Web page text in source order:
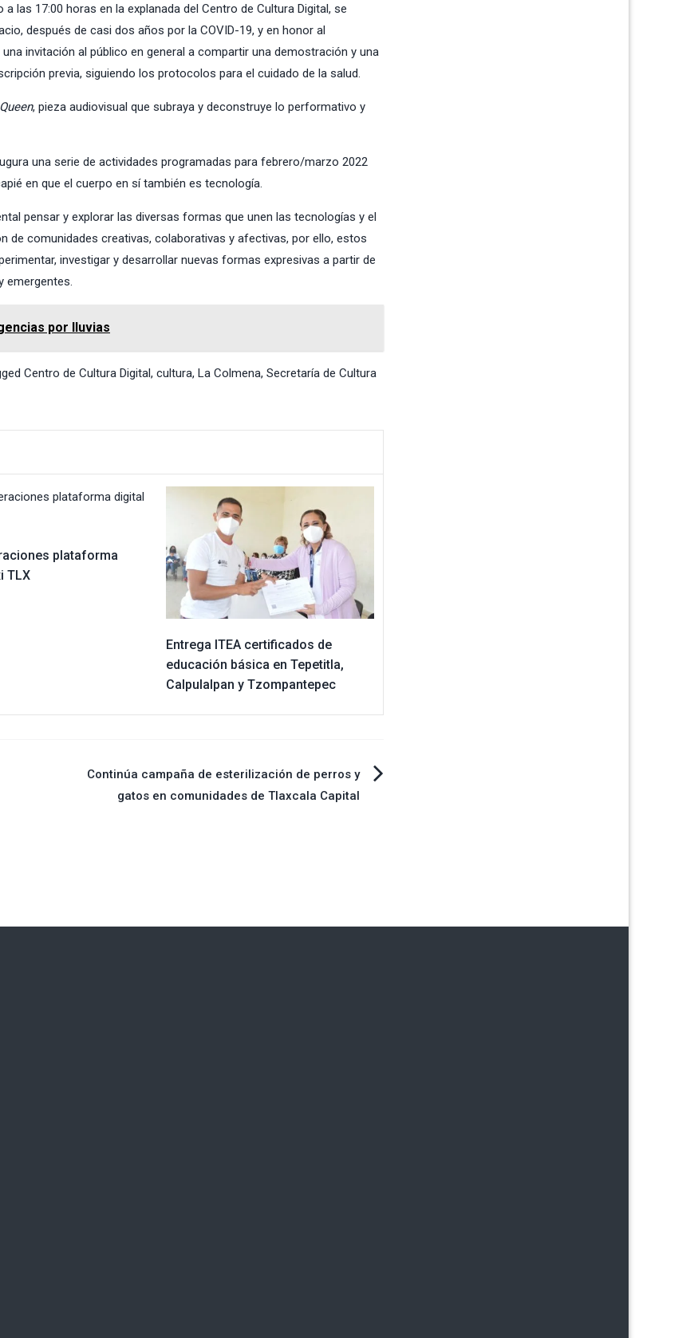
las 17:00 horas en la explanada del Centro de Cultura Digital, se
después de casi dos años por la COVID-19, y en honor al
invitación al público en general a compartir una demostración y una
previa, siguiendo los protocolos para el cuidado de la salud.
, pieza audiovisual que subraya y deconstruye lo performativo y
una serie de actividades programadas para febrero/marzo 2022
en que el cuerpo en sí también es tecnología.
pensar y explorar las diversas formas que unen las tecnologías y el
de comunidades creativas, colaborativas y afectivas, por ello, estos
investigar y desarrollar nuevas formas expresivas a partir de
emergentes.
por lluvias
Centro de Cultura Digital, cultura, La Colmena, Secretaría de Cultura
plataforma
TLX
Entrega ITEA certificados de
educación básica en Tepetitla,
Calpulalpan y Tzompantepec
Continúa campaña de esterilización de perros y
gatos en comunidades de Tlaxcala Capital